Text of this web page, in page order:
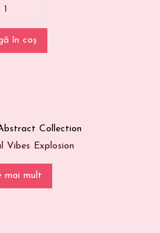
în coș
Collection
Vibes Explosion
mai mult